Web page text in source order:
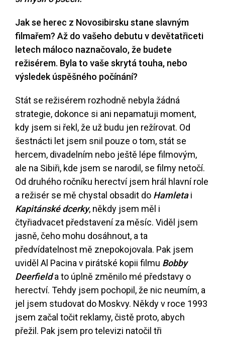
Jak se herec z Novosibirsku stane slavným
filmařem? Až do vašeho debutu v devětatřiceti
letech máloco naznačovalo, že budete
režisérem. Byla to vaše skrytá touha, nebo
výsledek úspěšného počínání?
Stát se režisérem rozhodně nebyla žádná
strategie, dokonce si ani nepamatuji moment,
kdy jsem si řekl, že už budu jen režírovat. Od
šestnácti let jsem snil pouze o tom, stát se
hercem, divadelním nebo ještě lépe filmovým,
ale na Sibiři, kde jsem se narodil, se filmy netočí.
Od druhého ročníku herectví jsem hrál hlavní role
a režisér se mě chystal obsadit do Hamletai
Kapitánské dcerky, někdy jsem měl i
čtyřiadvacet představení za měsíc. Viděl jsem
jasně, čeho mohu dosáhnout, a ta
předvídatelnost mě znepokojovala. Pak jsem
uviděl Al Pacina v pirátské kopii filmu Bobby
Deerfielda to úplně změnilo mé představy o
herectví. Tehdy jsem pochopil, že nic neumím, a
jel jsem studovat do Moskvy. Někdy v roce 1993
jsem začal točit reklamy, čistě proto, abych
přežil. Pak jsem pro televizi natočil tři